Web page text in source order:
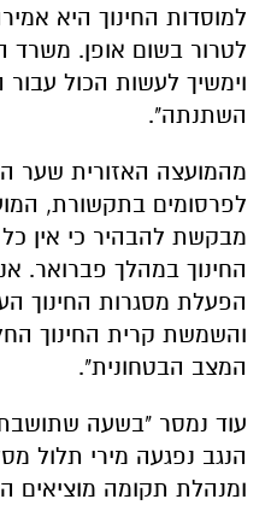
למוסדות החינוך היא
לטרור בשום אופן. משרד
וימשיך לעשות הכול
השתנתה".
מהמועצה האזורית שער
לפרסומים בתקשורת,
מבקשת להבהיר כי אין
החינוך במהלך פברואר.
הפעלת מסגרות החינוך
והשמשת קרית החינוך
המצב הבטחונית".
עוד נמסר "בשעה
הנגב נפגעה מירי תלול
ומנהלת תקומה מוציאים